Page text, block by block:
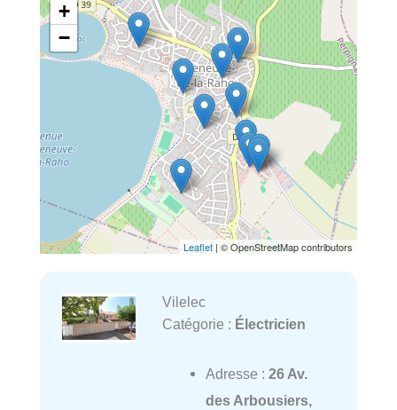
+
−
Leaflet | © OpenStreetMap contributors
Vilelec
Catégorie : Électricien
Adresse : 26 Av.
des Arbousiers,